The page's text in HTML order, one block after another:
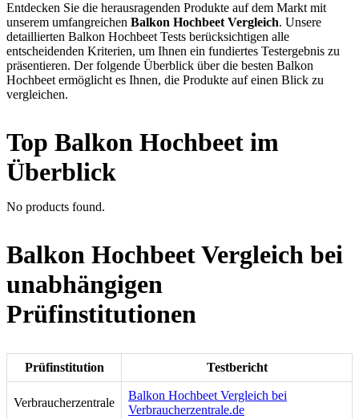
Entdecken Sie die herausragenden Produkte auf dem Markt mit
unserem umfangreichen Balkon Hochbeet Vergleich. Unsere
detaillierten Balkon Hochbeet Tests berücksichtigen alle
entscheidenden Kriterien, um Ihnen ein fundiertes Testergebnis zu
präsentieren. Der folgende Überblick über die besten Balkon
Hochbeet ermöglicht es Ihnen, die Produkte auf einen Blick zu
vergleichen.
Top Balkon Hochbeet im
Überblick
No products found.
Balkon Hochbeet Vergleich bei
unabhängigen
Prüfinstitutionen
Prüfinstitution Testbericht
Verbraucherzentrale
Balkon Hochbeet Vergleich bei
Verbraucherzentrale.de